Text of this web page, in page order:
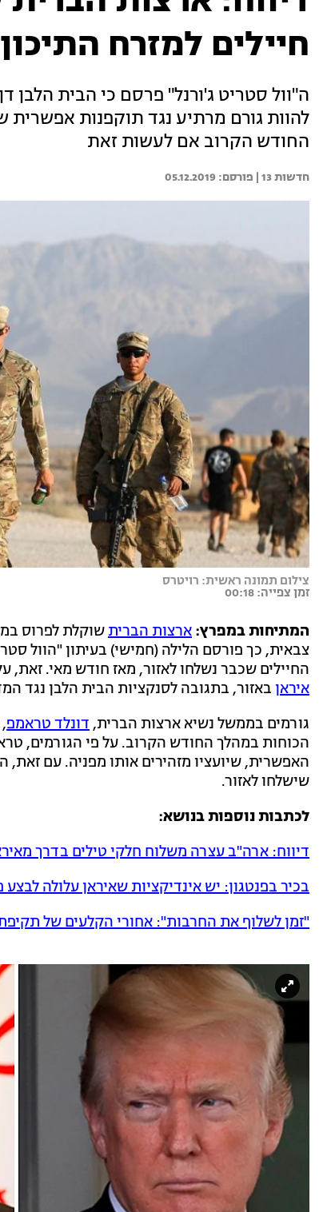
חיילים למזרח התיכון
ה"וול סטריט ג'ורנל" פרסם כי הבית הלבן
להוות גורם מרתיע נגד תוקפנות אפשרית
החודש הקרוב אם לעשות זאת
חדשות 13 | 05.12.2019
צילום תמונה ראשית: רויטרס
זמן צפייה: 00:18
המתיחות במפרץ: ארצות הברית
החיילים שכבר נשלחו לאזור, מאז חודש מאי.
איראן באזור, בתגובה לסנקציות הבית הלבן נגד
גורמים בממשל נשיא ארצות הברית,דונלד טראמפ
הכוחות במהלך החודש הקרוב. על פי הגורמים,
האפשרית, שיועציו מזהירים אותו מפניה. עם
שישלחו לאזור.
לכתבות נוספות בנושא:
דיווח: ארה"ב עצרה משלוח חלקי טילים בדרך
בכיר בפנטגון: יש אינדיקציות שאיראן עלולה
"זמן לשלוף את החרבות": אחורי הקלעים של